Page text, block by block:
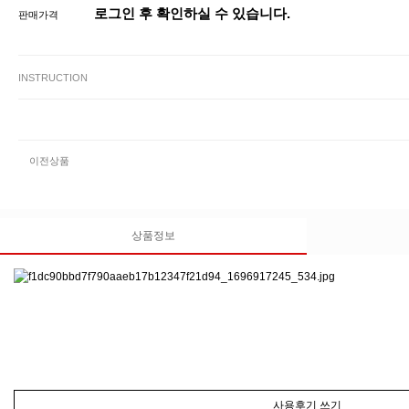
판매가격 로그인 후 확인하실 수 있습니다.
INSTRUCTION
이전상품
상품정보
사용후기 쓰기